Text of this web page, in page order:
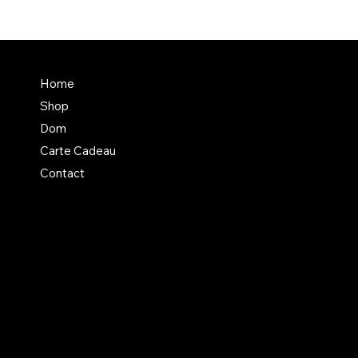
Home
Shop
Dom
Carte Cadeau
Contact